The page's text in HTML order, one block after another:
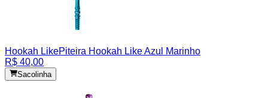
Hookah LikePiteira Hookah Like Azul Marinho
R$ 40,00
Sacolinha